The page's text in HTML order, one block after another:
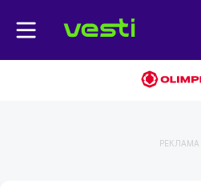
РЕКЛАМА